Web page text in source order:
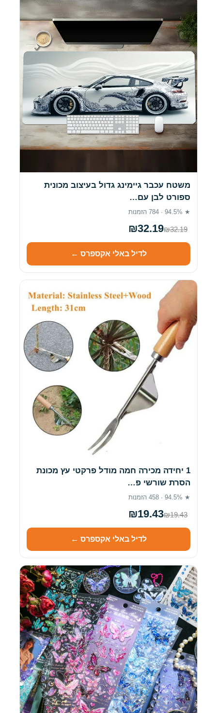
משטח עכבר גיימינג גדול בעיצוב מכונית
ספורט לבן עם…
★ 94.5% · 784 הזמנות
₪32.19₪32.19
לדיל באלי אקספרס ←
1 יחידה מכירה חמה מודל פרקטי עץ מכונת
הסרת שורשי פ…
★ 94.5% · 458 הזמנות
₪19.43₪19.43
לדיל באלי אקספרס ←